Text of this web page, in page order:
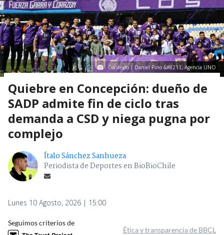
Contexto | Daniel Pino &#8211; Agencia UNO
Quiebre en Concepción: dueño de
SADP admite fin de ciclo tras
demanda a CSD y niega pugna por
complejo
Ítalo Sánchez Sanhueza
Periodista de Deportes en BioBioChile
Lunes 10 Agosto, 2026 | 15:00
Seguimos criterios de
Ética y transparencia de BBCL